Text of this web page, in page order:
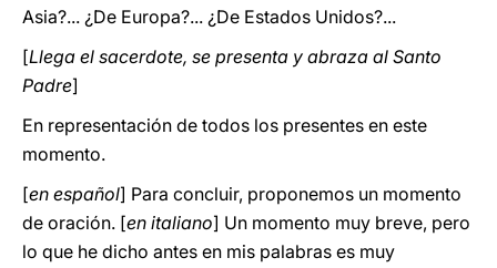
Asia?... ¿De Europa?... ¿De Estados Unidos?...
[Llega el sacerdote, se presenta y abraza al Santo
Padre]
En representación de todos los presentes en este
momento.
[en español] Para concluir, proponemos un momento
de oración. [en italiano] Un momento muy breve, pero
lo que he dicho antes en mis palabras es muy